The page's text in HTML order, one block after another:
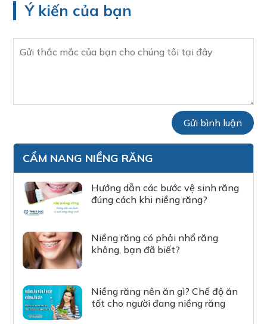
Ý kiến của bạn
CẨM NANG NIỀNG RĂNG
Hướng dẫn các bước vệ sinh răng
đúng cách khi niềng răng?
Niềng răng có phải nhổ răng
không, bạn đã biết?
Niềng răng nên ăn gì? Chế độ ăn
tốt cho người đang niềng răng